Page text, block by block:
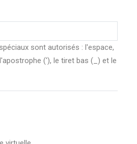
sont autorisés : l'espace,
('), le tiret bas (_) et le